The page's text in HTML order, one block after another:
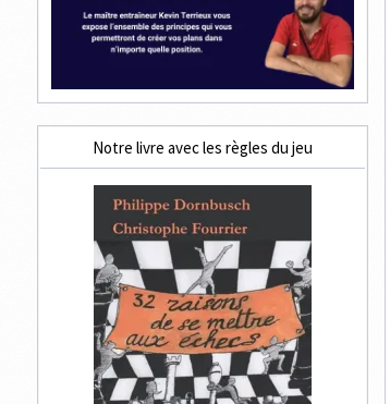
Notre livre avec les règles du jeu